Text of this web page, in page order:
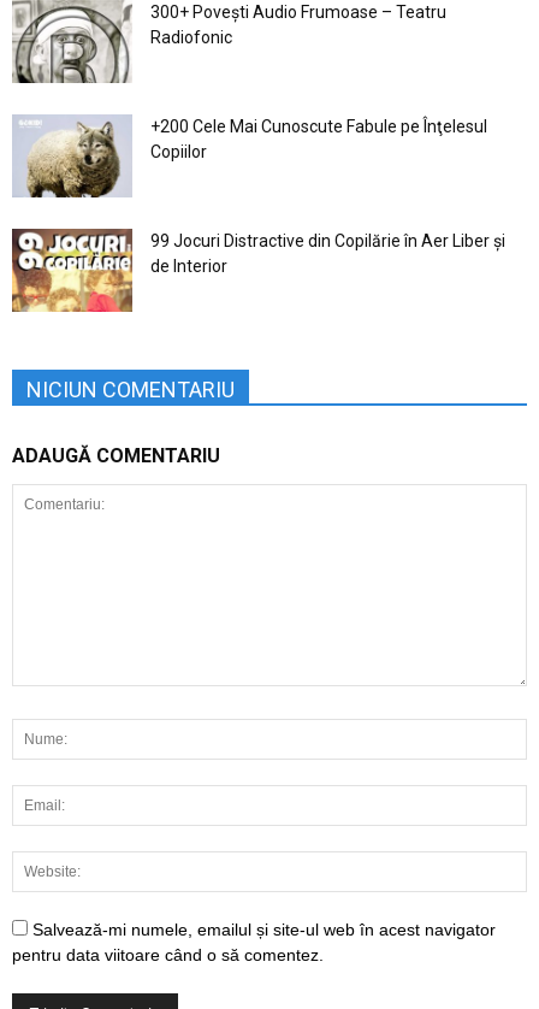
300+ Povești Audio Frumoase – Teatru
Radiofonic
+200 Cele Mai Cunoscute Fabule pe Înţelesul
Copiilor
99 Jocuri Distractive din Copilărie în Aer Liber şi
de Interior
NICIUN COMENTARIU
ADAUGĂ COMENTARIU
Salvează-mi numele, emailul și site-ul web în acest navigator
pentru data viitoare când o să comentez.